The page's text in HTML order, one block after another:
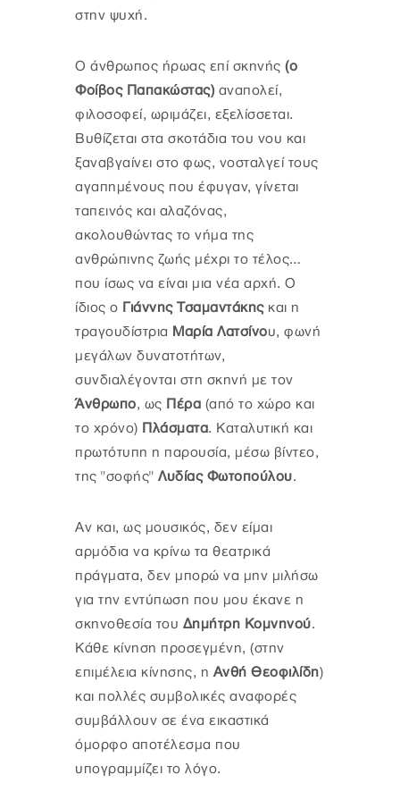
στην ψυχή.
Ο άνθρωπος ήρωας επί σκηνής (ο
Φοίβος Παπακώστας)αναπολεί,
φιλοσοφεί, ωριμάζει, εξελίσσεται.
Βυθίζεται στα σκοτάδια του νου και
ξαναβγαίνει στο φως, νοσταλγεί τους
αγαπημένους που έφυγαν, γίνεται
ταπεινός και αλαζόνας,
ακολουθώντας το νήμα της
ανθρώπινης ζωής μέχρι το τέλος…
που ίσως να είναι μια νέα αρχή. Ο
ίδιος ο Γιάννης Τσαμαντάκηςκαι η
τραγουδίστρια Μαρία Λατσίνου, φωνή
μεγάλων δυνατοτήτων,
συνδιαλέγονται στη σκηνή με τον
Άνθρωπο, ως Πέρα (από το χώρο και
το χρόνο) Πλάσματα. Καταλυτική και
πρωτότυπη η παρουσία, μέσω βίντεο,
της "σοφής" Λυδίας Φωτοπούλου.
Αν και, ως μουσικός, δεν είμαι
αρμόδια να κρίνω τα θεατρικά
πράγματα, δεν μπορώ να μην μιλήσω
για την εντύπωση που μου έκανε η
σκηνοθεσία του Δημήτρη Κομνηνού.
Κάθε κίνηση προσεγμένη, (στην
επιμέλεια κίνησης, η Ανθή Θεοφιλίδη)
και πολλές συμβολικές αναφορές
συμβάλλουν σε ένα εικαστικά
όμορφο αποτέλεσμα που
υπογραμμίζει το λόγο.